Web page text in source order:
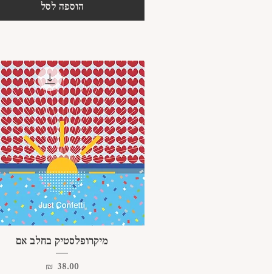
הוספה לסל
תצוגה מהירה
מיקרופלסטיק בחלב אם
מחיר‏38.00 ‏₪